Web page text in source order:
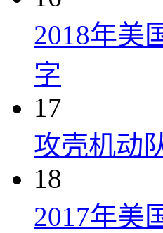
2018年美
字
17
攻壳机动
18
2017年美